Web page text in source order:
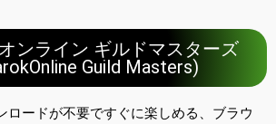
ンライン ギルドマスターズ
Guild Masters)
ロードが不要ですぐに楽しめる、ブラウ